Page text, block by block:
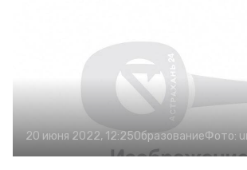
20 июня 2022, 12:25ОбразованиеФото: